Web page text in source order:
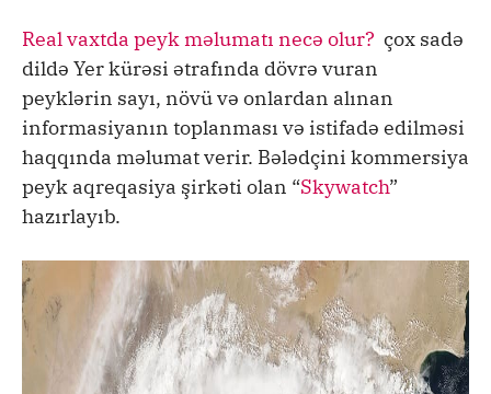
Real vaxtda peyk məlumatı necə olur? çox sadə
dildə Yer kürəsi ətrafında dövrə vuran
peyklərin sayı, növü və onlardan alınan
informasiyanın toplanması və istifadə edilməsi
haqqında məlumat verir. Bələdçini kommersiya
peyk aqreqasiya şirkəti olan “Skywatch”
hazırlayıb.